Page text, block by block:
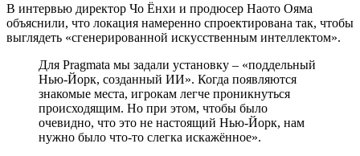
В интервью директор Чо Ёнхи и продюсер Наото Ояма
объяснили, что локация намеренно спроектирована так, чтобы
выглядеть «сгенерированной искусственным интеллектом».
Для Pragmata мы задали установку – «поддельный
Нью-Йорк, созданный ИИ». Когда появляются
знакомые места, игрокам легче проникнуться
происходящим. Но при этом, чтобы было
очевидно, что это не настоящий Нью-Йорк, нам
нужно было что-то слегка искажённое».